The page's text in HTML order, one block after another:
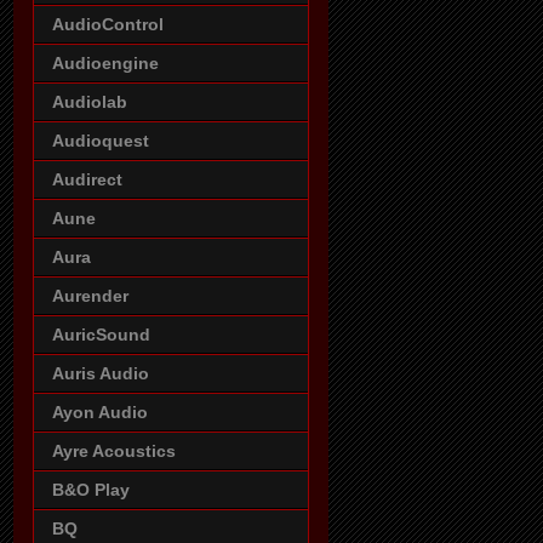
AudioControl
Audioengine
Audiolab
Audioquest
Audirect
Aune
Aura
Aurender
AuricSound
Auris Audio
Ayon Audio
Ayre Acoustics
B&O Play
BQ